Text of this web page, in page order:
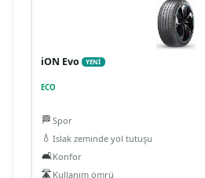
iON Evo YENİ
ECO
🏁 Spor
💧 Islak zeminde yol tutuşu
🛋️Konfor
🛣️ Kullanım ömrü